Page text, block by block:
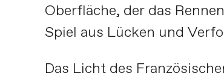
Oberfläche, der das
Spiel aus Lücken und
Das Licht des